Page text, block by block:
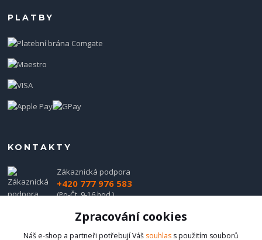
PLATBY
KONTAKTY
Zákaznická podpora
+420 777 976 583
(Po-Čt, 9-16 hod.)
obchod@hadladla.cz
Zpracování cookies
Náš e-shop a partneři potřebují Váš souhlas s použitím souborů